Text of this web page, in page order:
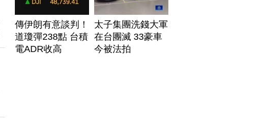
傳伊朗有意談判！
道瓊彈238點 台積
電ADR收高
太子集團洗錢大軍
在台團滅 33豪車
今被法拍